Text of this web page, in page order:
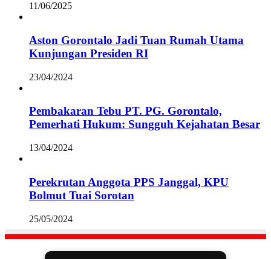
11/06/2025
Aston Gorontalo Jadi Tuan Rumah Utama
Kunjungan Presiden RI
23/04/2024
Pembakaran Tebu PT. PG. Gorontalo,
Pemerhati Hukum: Sungguh Kejahatan Besar
13/04/2024
Perekrutan Anggota PPS Janggal, KPU
Bolmut Tuai Sorotan
25/05/2024